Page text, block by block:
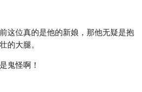
这位真的是他的新娘，那他无疑是抱
的大腿。
鬼怪啊！